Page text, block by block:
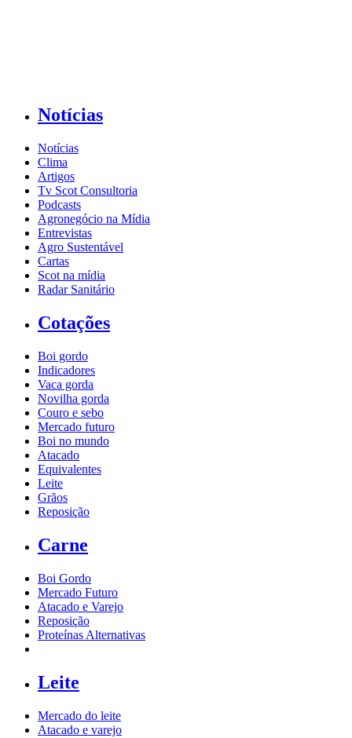
Notícias
Notícias
Clima
Artigos
Tv Scot Consultoria
Podcasts
Agronegócio na Mídia
Entrevistas
Agro Sustentável
Cartas
Scot na mídia
Radar Sanitário
Cotações
Boi gordo
Indicadores
Vaca gorda
Novilha gorda
Couro e sebo
Mercado futuro
Boi no mundo
Atacado
Equivalentes
Leite
Grãos
Reposição
Carne
Boi Gordo
Mercado Futuro
Atacado e Varejo
Reposição
Proteínas Alternativas
Leite
Mercado do leite
Atacado e varejo